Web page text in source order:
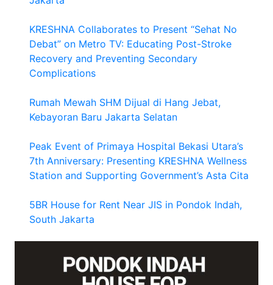
KRESHNA Collaborates to Present “Sehat No
Debat” on Metro TV: Educating Post-Stroke
Recovery and Preventing Secondary
Complications
Rumah Mewah SHM Dijual di Hang Jebat,
Kebayoran Baru Jakarta Selatan
Peak Event of Primaya Hospital Bekasi Utara’s
7th Anniversary: Presenting KRESHNA Wellness
Station and Supporting Government’s Asta Cita
5BR House for Rent Near JIS in Pondok Indah,
South Jakarta